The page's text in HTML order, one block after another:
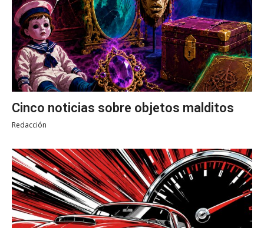
Cinco noticias sobre objetos malditos
Redacción